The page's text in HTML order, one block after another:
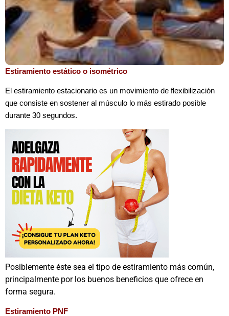
Estiramiento estático o isométrico
El estiramiento estacionario es un movimiento de flexibilización
que consiste en sostener al músculo lo más estirado posible
durante 30 segundos.
Posiblemente éste sea el tipo de estiramiento más común,
principalmente por los buenos beneficios que ofrece en
forma segura.
Estiramiento PNF